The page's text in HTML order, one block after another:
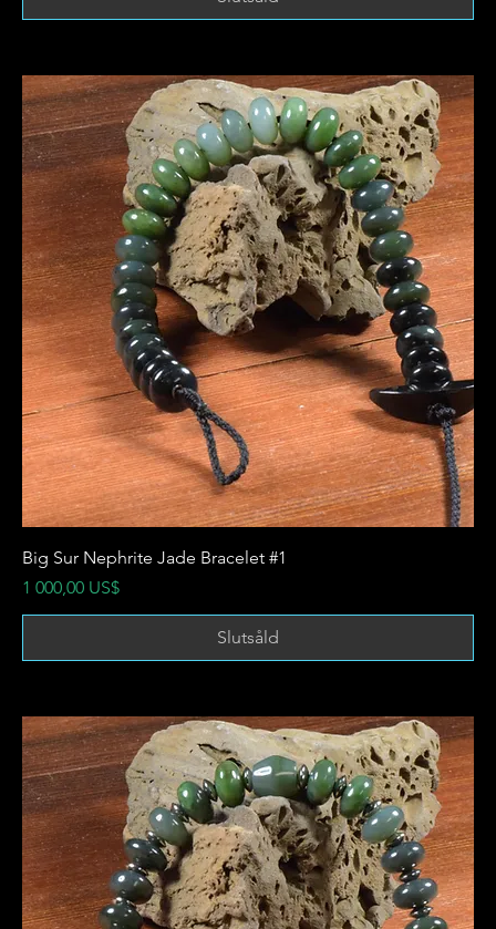
Big Sur Nephrite Jade Bracelet #1
Pris
1 000,00 US$
Slutsåld